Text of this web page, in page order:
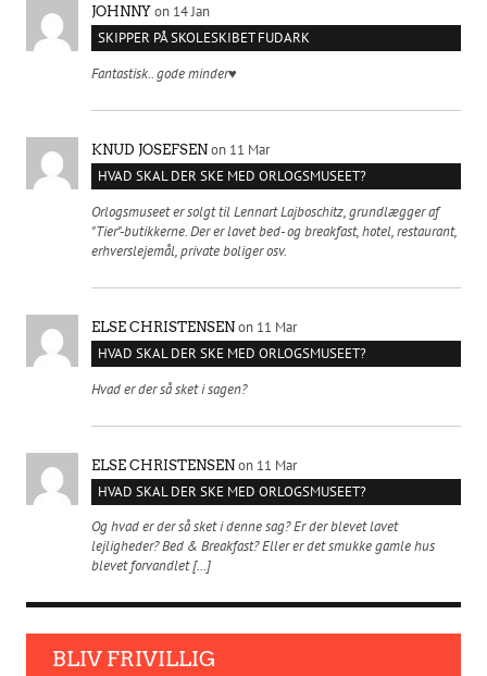
JOHNNY on 14 Jan
SKIPPER PÅ SKOLESKIBET FUDARK
Fantastisk.. gode minder♥️
KNUD JOSEFSEN on 11 Mar
HVAD SKAL DER SKE MED ORLOGSMUSEET?
Orlogsmuseet er solgt til Lennart Lajboschitz, grundlægger af
"Tier"-butikkerne. Der er lavet bed- og breakfast, hotel, restaurant,
erhverslejemål, private boliger osv.
ELSE CHRISTENSEN on 11 Mar
HVAD SKAL DER SKE MED ORLOGSMUSEET?
Hvad er der så sket i sagen?
ELSE CHRISTENSEN on 11 Mar
HVAD SKAL DER SKE MED ORLOGSMUSEET?
Og hvad er der så sket i denne sag? Er der blevet lavet
lejligheder? Bed & Breakfast? Eller er det smukke gamle hus
blevet forvandlet […]
BLIV FRIVILLIG